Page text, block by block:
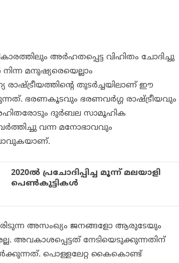
അര്‍ഹതപ്പെട്ട വിഹിതം ചോദിച്ചു
മനുഷ്യരെയെല്ലാം
രാഷ്ട്രീയത്തിന്റെ തുടര്‍ച്ചയിലാണ് ഈ
ഭരണകൂടവും ഭരണവര്‍ഗ്ഗ രാഷ്ട്രീയവും
ദുര്‍ബല സാമൂഹിക
വന്ന മനോഭാവവും
2020ല്‍ പ്രചോദിപ്പിച്ച മൂന്ന് മലയാളി
പെണ്‍കുട്ടികള്‍
അസംഖ്യം ജനങ്ങളോ ആരുടേയും
അവകാശപ്പെട്ടത് നേടിയെടുക്കുന്നതിന്
പൊള്ളലേറ്റ കൈകൊണ്ട്